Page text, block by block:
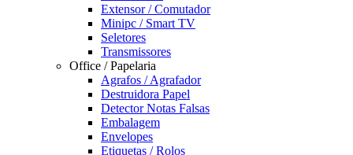
Extensor / Comutador
Minipc / Smart TV
Seletores
Transmissores
Office / Papelaria
Agrafos / Agrafador
Destruidora Papel
Detector Notas Falsas
Embalagem
Envelopes
Etiquetas / Rolos